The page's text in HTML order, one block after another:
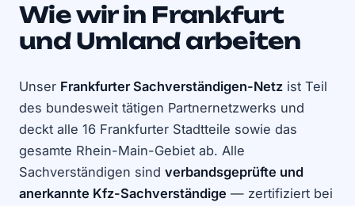
Wie wir in Frankfurt
und Umland arbeiten
Unser Frankfurter Sachverständigen-Netz ist Teil
des bundesweit tätigen Partnernetzwerks und
deckt alle 16 Frankfurter Stadtteile sowie das
gesamte Rhein-Main-Gebiet ab. Alle
Sachverständigen sind verbandsgeprüfte und
anerkannte Kfz-Sachverständige — zertifiziert bei